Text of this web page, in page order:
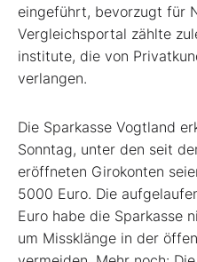
eingeführt, bevorzugt für
Vergleichsportal zählte
institute, die von
verlangen.
Die Sparkasse Vogtland
Sonntag, unter den seit
eröffneten Girokonten
5000 Euro. Die
Euro habe die Sparkasse
um Missklänge in der